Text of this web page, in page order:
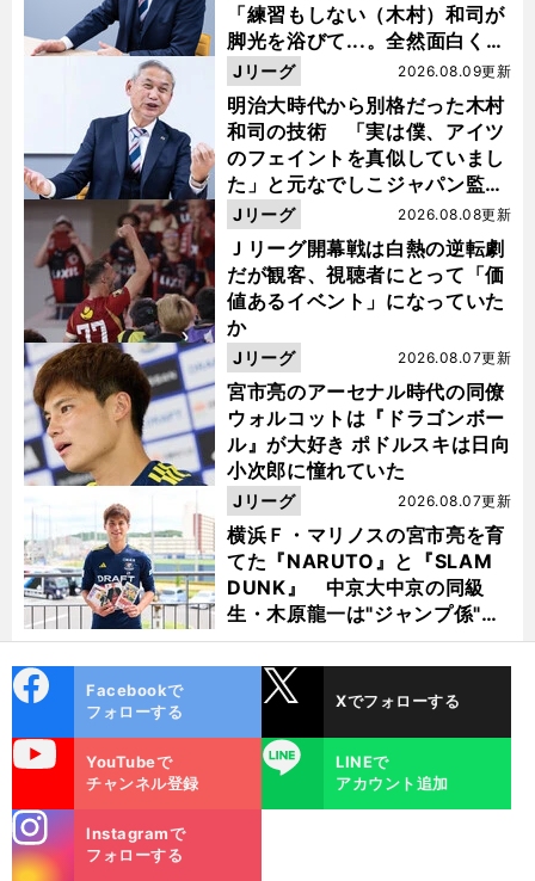
「練習もしない（木村）和司が
脚光を浴びて...。全然面白くな
い４年間でした」
明治大時代から別格だった木村
和司の技術 「実は僕、アイツ
のフェイントを真似していまし
た」と元なでしこジャパン監
督・佐々木則夫
2026.08.09更新
Jリーグ
Ｊリーグ開幕戦は白熱の逆転劇
だが観客、視聴者にとって「価
値あるイベント」になっていた
か
2026.08.08更新
Jリーグ
宮市亮のアーセナル時代の同僚
ウォルコットは『ドラゴンボー
ル』が大好き ポドルスキは日向
小次郎に憧れていた
2026.08.07更新
Jリーグ
横浜Ｆ・マリノスの宮市亮を育
てた『NARUTO』と『SLAM
DUNK』 中京大中京の同級
生・木原龍一は"ジャンプ係"だ
った
2026.08.07更新
Jリーグ
ok
Facebookで
フォローする
Xでフォローする
YouTubeで
チャンネル登録
LINE
LINEで
アカウント追加
m
Instagramで
フォローする